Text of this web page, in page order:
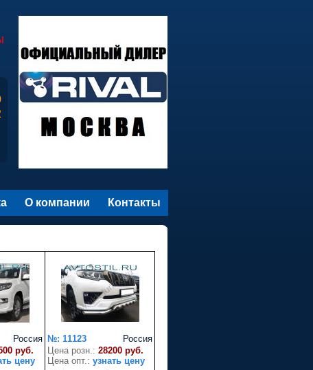
О компании Контакты
Россия
руб.
цену
Россия
№: 11123
Цена розн.: 28200 руб.
Цена опт.: узнать цену